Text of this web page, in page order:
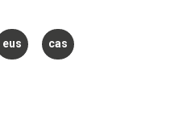
eus cas